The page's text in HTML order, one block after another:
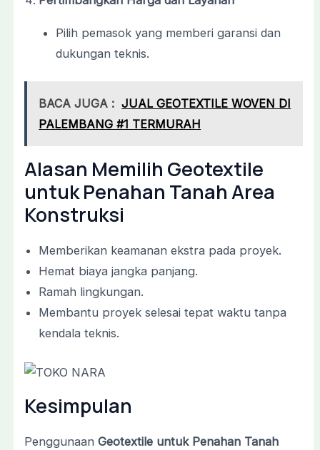
Pilih pemasok yang memberi garansi dan
dukungan teknis.
BACA JUGA : JUAL GEOTEXTILE WOVEN DI
PALEMBANG #1 TERMURAH
Alasan Memilih Geotextile
untuk Penahan Tanah Area
Konstruksi
Memberikan keamanan ekstra pada proyek.
Hemat biaya jangka panjang.
Ramah lingkungan.
Membantu proyek selesai tepat waktu tanpa
kendala teknis.
Kesimpulan
Penggunaan Geotextile untuk Penahan Tanah